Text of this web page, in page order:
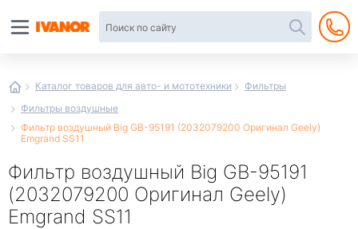
Каталог товаров для авто- и мототехники
Фильтры
Фильтры воздушные
Фильтр воздушный Big GB-95191 (2032079200 Оригинал Geely)
Emgrand SS11
Фильтр воздушный Big GB-95191
(2032079200 Оригинал Geely)
Emgrand SS11
интернет-